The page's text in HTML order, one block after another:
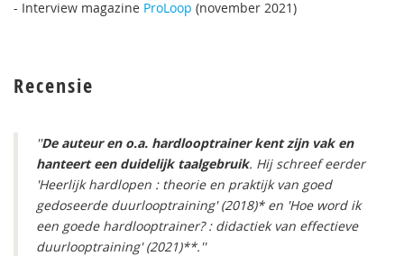
- Interview magazine ProLoop (november 2021)
Recensie
''De auteur en o.a. hardlooptrainer kent zijn vak en
hanteert een duidelijk taalgebruik. Hij schreef eerder
'Heerlijk hardlopen : theorie en praktijk van goed
gedoseerde duurlooptraining' (2018)* en 'Hoe word ik
een goede hardlooptrainer? : didactiek van effectieve
duurlooptraining' (2021)**.''